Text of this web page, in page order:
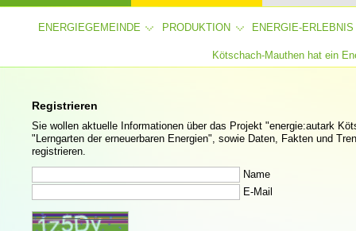
ENERGIEGEMEINDE PRODUKTION ENERGIE-ERLEBNIS
Kötschach-Mauthen hat ein
Registrieren
Sie wollen aktuelle Informationen über das Projekt "energie:autark
"Lerngarten der erneuerbaren Energien", sowie Daten, Fakten und
registrieren.
Name
E-Mail